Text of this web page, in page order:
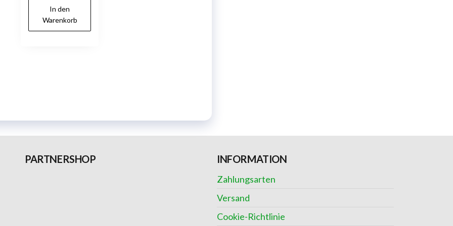
In den
Warenkorb
PARTNERSHOP INFORMATION
Zahlungsarten
Versand
Cookie-Richtlinie